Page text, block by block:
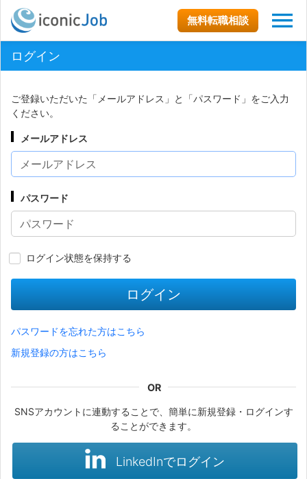
無料転職相談
ログイン
ご登録いただいた「メールアドレス」と「パスワード」をご入力
ください。
メールアドレス
パスワード
ログイン状態を保持する
ログイン
パスワードを忘れた方はこちら
新規登録の方はこちら
SNSアカウントに連動することで、簡単に新規登録・ログインす
ることができます。
LinkedInでログイン